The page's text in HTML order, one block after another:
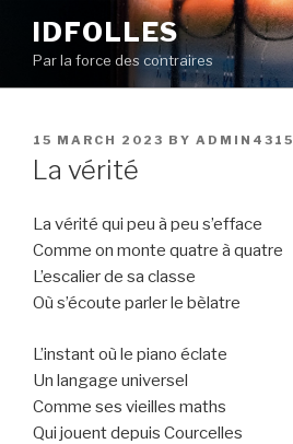
content
IDFOLLES
Par la force des contraires
POSTED
ON
15 MARCH 2023 BY ADMIN4315
La vérité
La vérité qui peu à peu s’efface
Comme on monte quatre à quatre
L’escalier de sa classe
Où s’écoute parler le bèlatre
L’instant où le piano éclate
Un langage universel
Comme ses vieilles maths
Qui jouent depuis Courcelles